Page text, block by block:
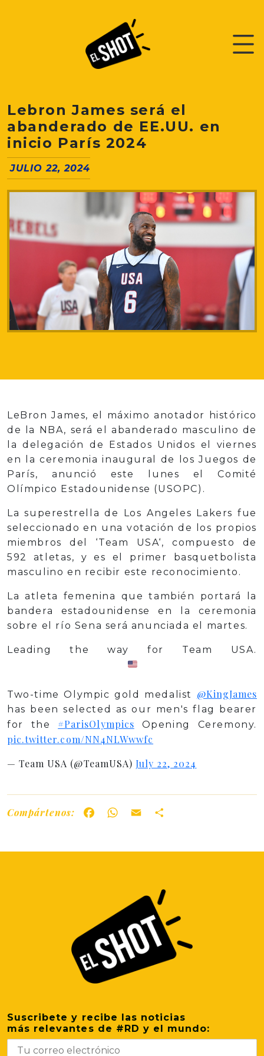
Lebron James será el
abanderado de EE.UU. en
inicio París 2024
JULIO 22, 2024
LeBron James, el máximo anotador histórico
de la NBA, será el abanderado masculino de
la delegación de Estados Unidos el viernes
en la ceremonia inaugural de los Juegos de
París, anunció este lunes el Comité
Olímpico Estadounidense (USOPC).
La superestrella de Los Angeles Lakers fue
seleccionado en una votación de los propios
miembros del ‘Team USA‘, compuesto de
592 atletas, y es el primer basquetbolista
masculino en recibir este reconocimiento.
La atleta femenina que también portará la
bandera estadounidense en la ceremonia
sobre el río Sena será anunciada el martes.
Leading the way for Team USA.
Two-time Olympic gold medalist @KingJames
has been selected as our men's flag bearer
for the #ParisOlympics Opening Ceremony.
pic.twitter.com/NN4NLWwwfc
— Team USA (@TeamUSA) July 22, 2024
Compártenos: FacebookWhatsApp
Email
Suscribete y recibe las noticias
más relevantes de #RD y el mundo: